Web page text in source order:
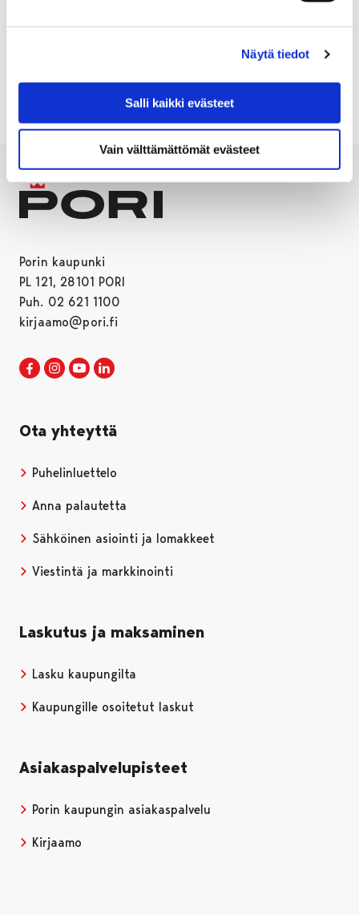
Näytä tiedot
Salli kaikki evästeet
Vain välttämättömät evästeet
kahvia ja teetä. Kaarisillan yhtenäiskoulu on jo
vastannut haasteeseen. Mikä koulu ottaa
Porin kaupunki
PL 121, 28101 PORI
Puh. 02 621 1100
kirjaamo@pori.fi
Porin kaupunki Facebookissa
Avautuu uudessa välilehdessä
Porin kaupunki Instagramissa
Avautuu uudessa välilehdessä
Porin kaupunki Youtubessa
Avautuu uudessa välilehdessä
Ota yhteyttä
Puhelinluettelo
Anna palautetta
Sähköinen asiointi ja lomakkeet
Viestintä ja markkinointi
Laskutus ja maksaminen
Lasku kaupungilta
Kaupungille osoitetut laskut
Asiakaspalvelupisteet
Porin kaupungin asiakaspalvelu
Kirjaamo